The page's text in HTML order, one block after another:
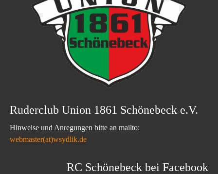
Ruderclub Union 1861 Schönebeck e.V.
Hinweise und Anregungen bitte an mailto:
webmaster(at)wsydlik.de
RC Schönebeck bei Facebook